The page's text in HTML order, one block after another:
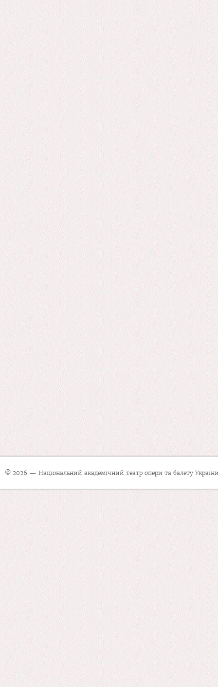
© 2026 — Національний академічний театр опери та балету